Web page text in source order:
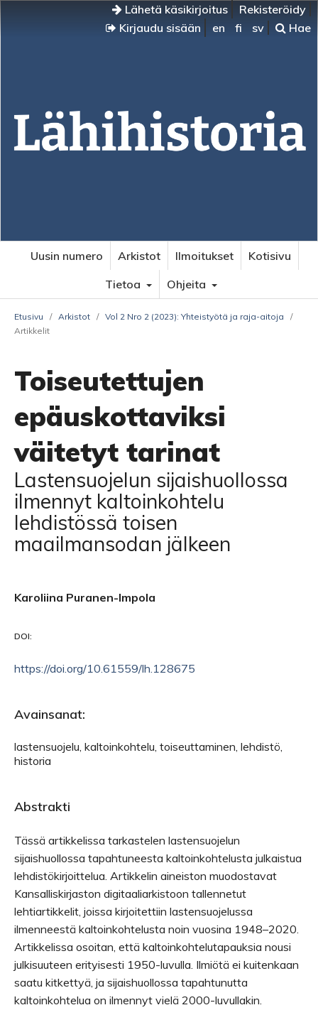
Lähetä käsikirjoitus
Rekisteröidy
Kirjaudu sisään
en fi sv Hae
Uusin numero Arkistot Ilmoitukset
Kotisivu
Tietoa
Ohjeita
Etusivu / Arkistot / Vol 2 Nro 2 (2023): Yhteistyötä ja raja-aitoja
/
Artikkelit
Toiseutettujen
epäuskottaviksi
väitetyt tarinat
Lastensuojelun sijaishuollossa
ilmennyt kaltoinkohtelu
lehdistössä toisen
maailmansodan jälkeen
Karoliina Puranen-Impola
DOI:
https://doi.org/10.61559/lh.128675
Avainsanat:
lastensuojelu, kaltoinkohtelu, toiseuttaminen, lehdistö,
historia
Abstrakti
Tässä artikkelissa tarkastelen lastensuojelun
sijaishuollossa tapahtuneesta kaltoinkohtelusta julkaistua
lehdistökirjoittelua. Artikkelin aineiston muodostavat
Kansalliskirjaston digitaaliarkistoon tallennetut
lehtiartikkelit, joissa kirjoitettiin lastensuojelussa
ilmenneestä kaltoinkohtelusta noin vuosina 1948–2020.
Artikkelissa osoitan, että kaltoinkohtelutapauksia nousi
julkisuuteen erityisesti 1950-luvulla. Ilmiötä ei kuitenkaan
saatu kitkettyä, ja sijaishuollossa tapahtunutta
kaltoinkohtelua on ilmennyt vielä 2000-luvullakin.